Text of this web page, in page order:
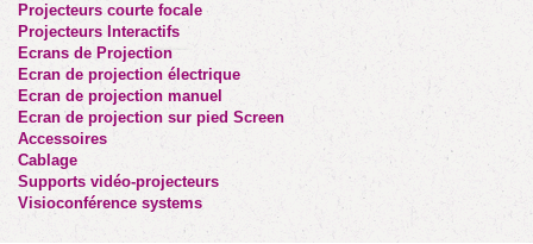
Projecteurs courte focale
Projecteurs Interactifs
Ecrans de Projection
Ecran de projection électrique
Ecran de projection manuel
Ecran de projection sur pied Screen
Accessoires
Cablage
Supports vidéo-projecteurs
Visioconférence systems